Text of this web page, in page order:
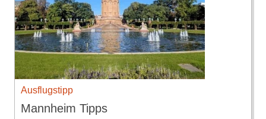
Ausflugstipp
Mannheim Tipps